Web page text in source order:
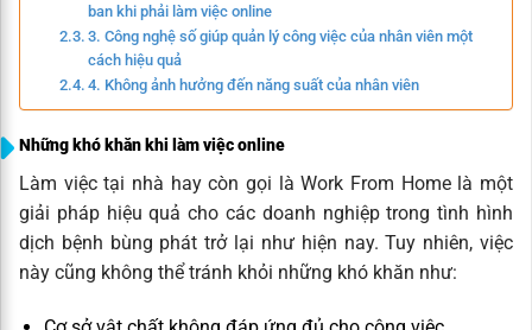
ban khi phải làm việc online
3. Công nghệ số giúp quản lý công việc của nhân viên một
cách hiệu quả
4. Không ảnh hưởng đến năng suất của nhân viên
Những khó khăn khi làm việc online
Làm việc tại nhà hay còn gọi là Work From Home là một
giải pháp hiệu quả cho các doanh nghiệp trong tình hình
dịch bệnh bùng phát trở lại như hiện nay. Tuy nhiên, việc
này cũng không thể tránh khỏi những khó khăn như: